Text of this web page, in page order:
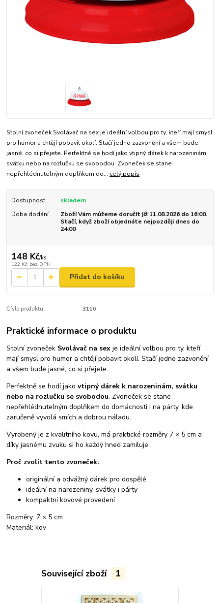
Stolní zvoneček Svolávač na sex je ideální volbou pro ty, kteří mají smysl
pro humor a chtějí pobavit okolí. Stačí jedno zazvonění a všem bude
jasné, co si přejete. Perfektně se hodí jako vtipný dárek k narozeninám,
svátku nebo na rozlučku se svobodou. Zvoneček se stane
nepřehlédnutelným doplňkem do... celý popis
Dostupnost
skladem
Doba dodání
Zboží Vám můžeme doručit již 11.08.2026 do 16:00.
Stačí, když zboží objednáte nejpozději dnes do
24:00
148 Kč/ks
122 Kč bez DPH
Přidat do košíku
Číslo produktu: 3116
Praktické informace o produktu
Stolní zvoneček Svolávač na sex je ideální volbou pro ty, kteří
mají smysl pro humor a chtějí pobavit okolí. Stačí jedno zazvonění
a všem bude jasné, co si přejete.
Perfektně se hodí jakovtipný dárek k narozeninám, svátku
nebo na rozlučku se svobodou. Zvoneček se stane
nepřehlédnutelným doplňkem do domácnosti i na párty, kde
zaručeně vyvolá smích a dobrou náladu.
Vyrobený je z kvalitního kovu, má praktické rozměry 7 × 5 cm a
díky jasnému zvuku si ho každý hned zamiluje.
Proč zvolit tento zvoneček:
originální a odvážný dárek pro dospělé
ideální na narozeniny, svátky i párty
kompaktní kovové provedení
Rozměry: 7 × 5 cm
Materiál: kov
Související zboží 1